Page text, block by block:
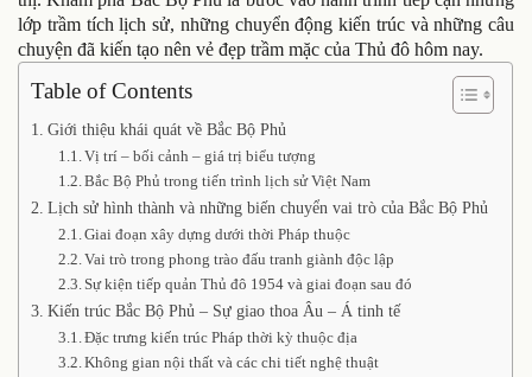
lớp trầm tích lịch sử, những chuyển động kiến trúc và những câu
chuyện đã kiến tạo nên vẻ đẹp trầm mặc của Thủ đô hôm nay.
Table of Contents
Giới thiệu khái quát về Bắc Bộ Phủ
Vị trí – bối cảnh – giá trị biểu tượng
Bắc Bộ Phủ trong tiến trình lịch sử Việt Nam
Lịch sử hình thành và những biến chuyển vai trò của Bắc Bộ Phủ
Giai đoạn xây dựng dưới thời Pháp thuộc
Vai trò trong phong trào đấu tranh giành độc lập
Sự kiện tiếp quản Thủ đô 1954 và giai đoạn sau đó
Kiến trúc Bắc Bộ Phủ – Sự giao thoa Âu – Á tinh tế
Đặc trưng kiến trúc Pháp thời kỳ thuộc địa
Không gian nội thất và các chi tiết nghệ thuật